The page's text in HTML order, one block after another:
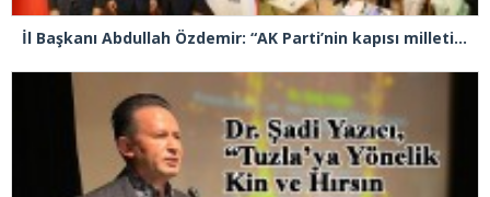
İl Başkanı Abdullah Özdemir: “AK Parti’nin kapısı milletine hizmet etmek isteyen herkese açıktır”